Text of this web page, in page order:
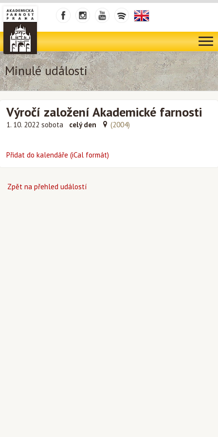
Minulé události
Výročí založení Akademické farnosti
1. 10. 2022 sobota celý den (2004)
Přidat do kalendáře (iCal formát)
Zpět na přehled událostí